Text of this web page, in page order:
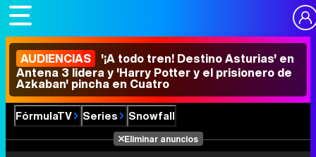
AUDIENCIAS '¡A todo tren! Destino Asturias' en
Antena 3 lidera y 'Harry Potter y el prisionero de
Azkaban' pincha en Cuatro
FórmulaTV Series Snowfall
Eliminar anuncios